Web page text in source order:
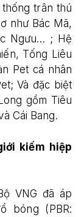
trân thú
như Bác Mã,
Ngưu… ; Hệ
Tống Liêu
Pet cá nhân
Và đặc biệt
gồm Tiêu
Cái Bang.
kiếm hiệp
VNG đã áp
bóng (PBR: